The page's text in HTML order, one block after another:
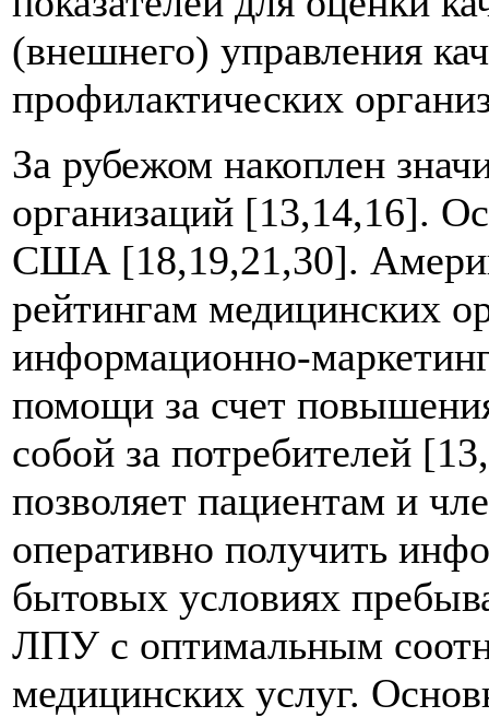
(внешнего) управления
профилактических
За рубежом накоплен
организаций [13,14,16].
США [18,19,21,30].
рейтингам медицинских
информационно-
помощи за счет
собой за потребителей
позволяет пациентам и
оперативно получить
бытовых условиях
ЛПУ с оптимальным
медицинских услуг.